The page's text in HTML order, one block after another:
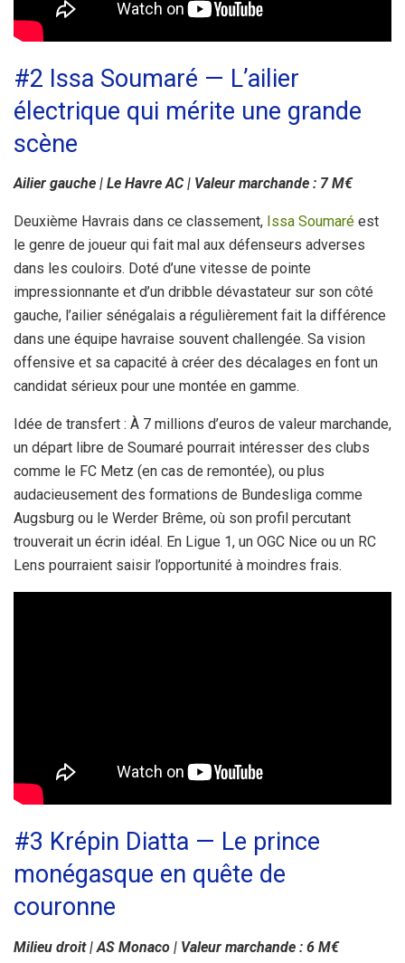
#2 Issa Soumaré — L’ailier
électrique qui mérite une grande
scène
Ailier gauche | Le Havre AC | Valeur marchande : 7 M€
Deuxième Havrais dans ce classement, Issa Soumaré est
le genre de joueur qui fait mal aux défenseurs adverses
dans les couloirs. Doté d’une vitesse de pointe
impressionnante et d’un dribble dévastateur sur son côté
gauche, l’ailier sénégalais a régulièrement fait la différence
dans une équipe havraise souvent challengée. Sa vision
offensive et sa capacité à créer des décalages en font un
candidat sérieux pour une montée en gamme.
Idée de transfert : À 7 millions d’euros de valeur marchande,
un départ libre de Soumaré pourrait intéresser des clubs
comme le FC Metz (en cas de remontée), ou plus
audacieusement des formations de Bundesliga comme
Augsburg ou le Werder Brême, où son profil percutant
trouverait un écrin idéal. En Ligue 1, un OGC Nice ou un RC
Lens pourraient saisir l’opportunité à moindres frais.
#3 Krépin Diatta — Le prince
monégasque en quête de
couronne
Milieu droit | AS Monaco | Valeur marchande : 6 M€